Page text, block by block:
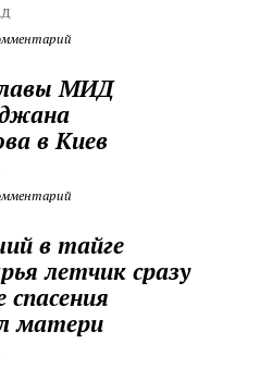
МИД
в Киев
в тайге
летчик сразу
спасения
матери